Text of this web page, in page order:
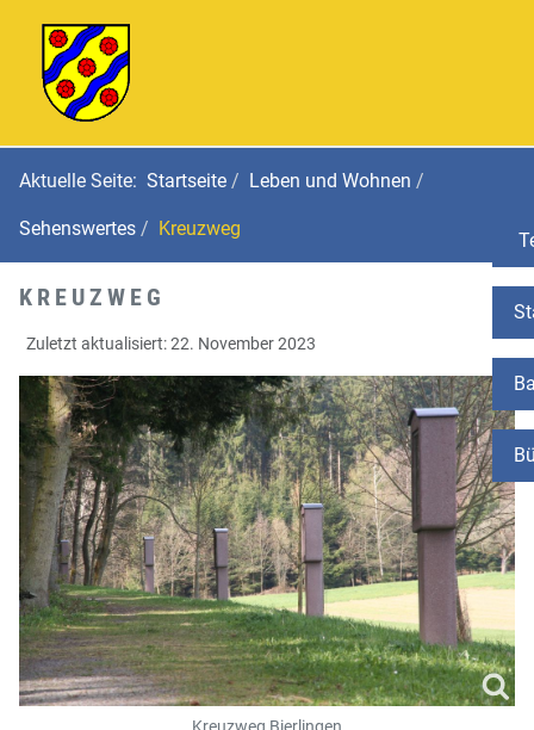
Aktuelle Seite: Startseite Leben und Wohnen
Sehenswertes Kreuzweg
KREUZWEG
Zuletzt aktualisiert: 22. November 2023